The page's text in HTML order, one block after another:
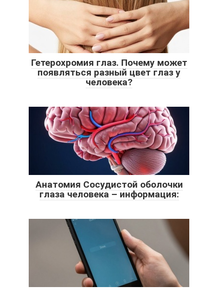
Гетерохромия глаз. Почему может
появляться разный цвет глаз у
человека?
Анатомия Сосудистой оболочки
глаза человека – информация: